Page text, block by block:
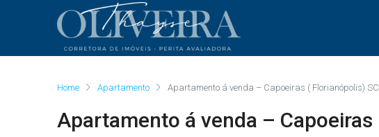
Home Apartamento Apartamento á venda – Capoeiras ( Florianópolis)
Apartamento á venda – Capoeiras